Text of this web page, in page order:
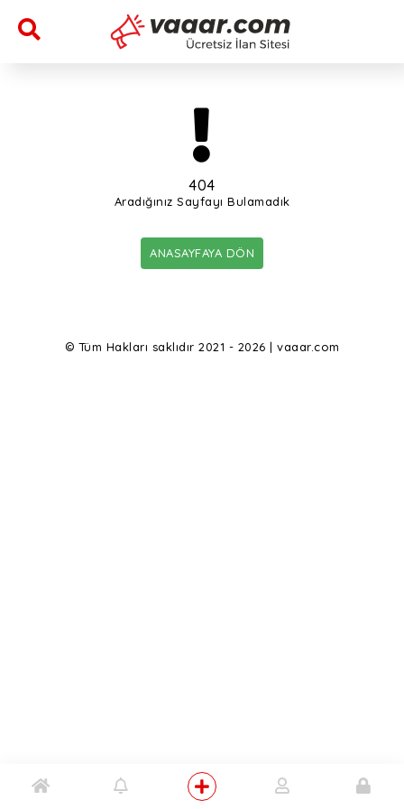
404
Aradığınız Sayfayı Bulamadık
ANASAYFAYA DÖN
© Tüm Hakları saklıdır 2021 - 2026 | vaaar.com